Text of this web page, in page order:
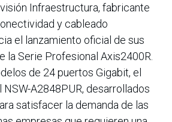
Infraestructura, fabricante
y cableado
el lanzamiento oficial de sus
la Serie Profesional Axis2400R.
de 24 puertos Gigabit, el
NSW-A2848PUR, desarrollados
satisfacer la demanda de las